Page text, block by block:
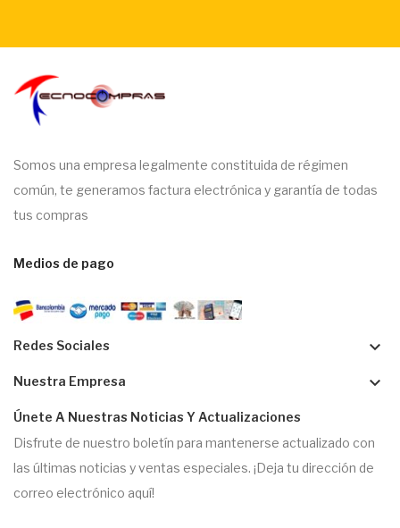
Somos una empresa legalmente constituida de régimen
común, te generamos factura electrónica y garantía de todas
tus compras
Medios de pago
Redes Sociales keyboard_arrow_down
Nuestra Empresa keyboard_arrow_down
Únete A Nuestras Noticias Y Actualizaciones
Disfrute de nuestro boletín para mantenerse actualizado con
las últimas noticias y ventas especiales. ¡Deja tu dirección de
correo electrónico aquí!